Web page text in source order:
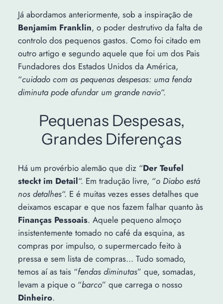
Já abordamos anteriormente, sob a inspiração de
Benjamim Franklin, o poder destrutivo da falta de
controlo dos pequenos gastos. Como foi citado em
outro artigo e segundo aquele que foi um dos Pais
Fundadores dos Estados Unidos da América,
“cuidado com as pequenas despesas: uma fenda
diminuta pode afundar um grande navio“.
Pequenas Despesas,
Grandes Diferenças
Há um provérbio alemão que diz “Der Teufel
steckt im Detail“. Em tradução livre, “o Diabo está
nos detalhes“. E é muitas vezes esses detalhes que
deixamos escapar e que nos fazem falhar quanto às
Finanças Pessoais. Aquele pequeno almoço
insistentemente tomado no café da esquina, as
compras por impulso, o supermercado feito à
pressa e sem lista de compras… Tudo somado,
temos aí as tais “fendas diminutas” que, somadas,
levam a pique o “barco” que carrega o nosso
Dinheiro.